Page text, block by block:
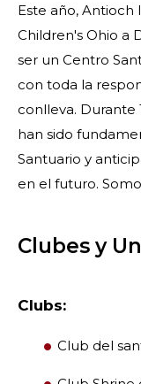
Este año, Antioch
Children's Ohio a
ser un Centro
con toda la
conlleva. Durante
han sido
Santuario y
en el futuro.
Clubes y
Clubs:
Club del